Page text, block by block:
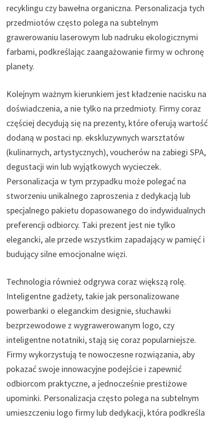
recyklingu czy bawełna organiczna. Personalizacja tych
przedmiotów często polega na subtelnym
grawerowaniu laserowym lub nadruku ekologicznymi
farbami, podkreślając zaangażowanie firmy w ochronę
planety.
Kolejnym ważnym kierunkiem jest kładzenie nacisku na
doświadczenia, a nie tylko na przedmioty. Firmy coraz
częściej decydują się na prezenty, które oferują wartość
dodaną w postaci np. ekskluzywnych warsztatów
(kulinarnych, artystycznych), voucherów na zabiegi SPA,
degustacji win lub wyjątkowych wycieczek.
Personalizacja w tym przypadku może polegać na
stworzeniu unikalnego zaproszenia z dedykacją lub
specjalnego pakietu dopasowanego do indywidualnych
preferencji odbiorcy. Taki prezent jest nie tylko
elegancki, ale przede wszystkim zapadający w pamięć i
budujący silne emocjonalne więzi.
Technologia również odgrywa coraz większą rolę.
Inteligentne gadżety, takie jak personalizowane
powerbanki o eleganckim designie, słuchawki
bezprzewodowe z wygrawerowanym logo, czy
inteligentne notatniki, stają się coraz popularniejsze.
Firmy wykorzystują te nowoczesne rozwiązania, aby
pokazać swoje innowacyjne podejście i zapewnić
odbiorcom praktyczne, a jednocześnie prestiżowe
upominki. Personalizacja często polega na subtelnym
umieszczeniu logo firmy lub dedykacji, która podkreśla